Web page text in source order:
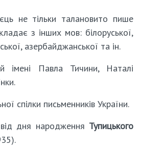
не тільки талановито пише
з інших мов: білоруської,
азербайджанської та ін.
імені Павла Тичини, Наталі
спілки письменників України.
дня народження Тупицького